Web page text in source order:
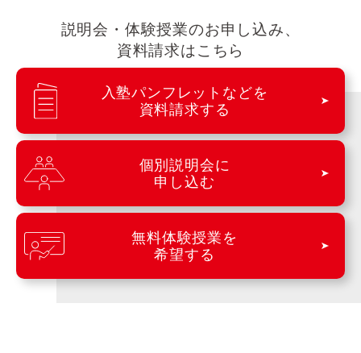
説明会・体験授業のお申し込み、
資料請求はこちら
入塾パンフレットなどを
資料請求する
個別説明会に
申し込む
無料体験授業を
希望する